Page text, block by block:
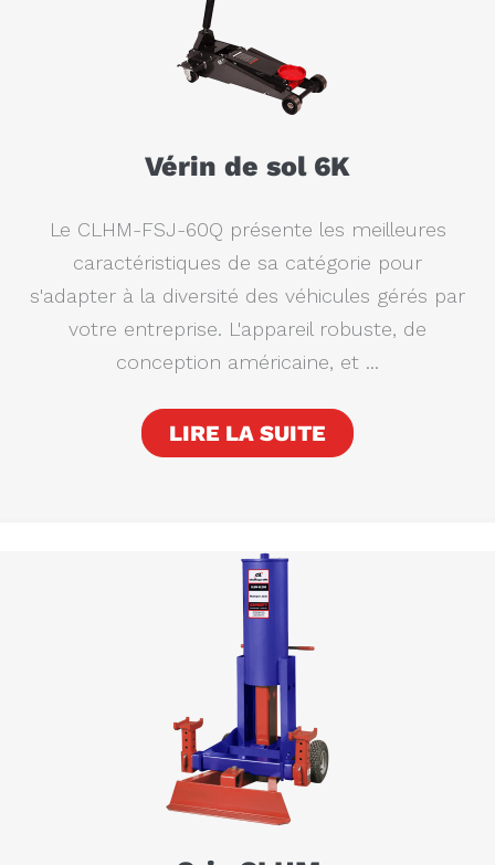
Vérin de sol 6K
Le CLHM-FSJ-60Q présente les meilleures
caractéristiques de sa catégorie pour
s'adapter à la diversité des véhicules gérés par
votre entreprise. L'appareil robuste, de
conception américaine, et ...
LIRE LA SUITE